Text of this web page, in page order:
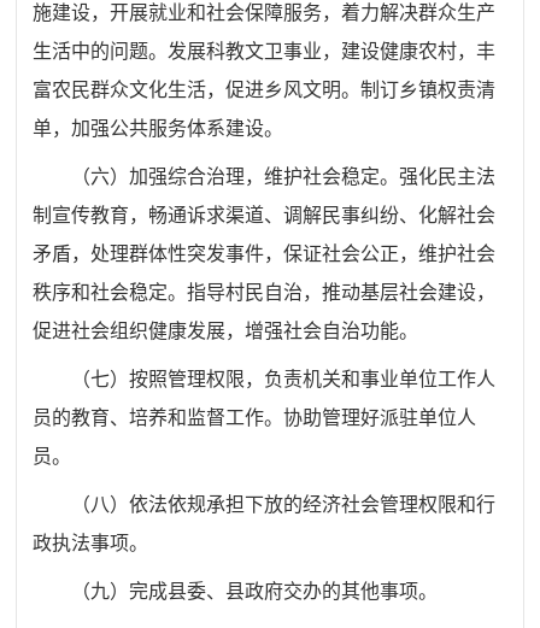
施建设，开展就业和社会保障服务，着力解决群众生产
生活中的问题。发展科教文卫事业，建设健康农村，丰
富农民群众文化生活，促进乡风文明。制订乡镇权责清
单，加强公共服务体系建设。
（六）加强综合治理，维护社会稳定。强化民主法
制宣传教育，畅通诉求渠道、调解民事纠纷、化解社会
矛盾，处理群体性突发事件，保证社会公正，维护社会
秩序和社会稳定。指导村民自治，推动基层社会建设，
促进社会组织健康发展，增强社会自治功能。
（七）按照管理权限，负责机关和事业单位工作人
员的教育、培养和监督工作。协助管理好派驻单位人
员。
（八）依法依规承担下放的经济社会管理权限和行
政执法事项。
（九）完成县委、县政府交办的其他事项。